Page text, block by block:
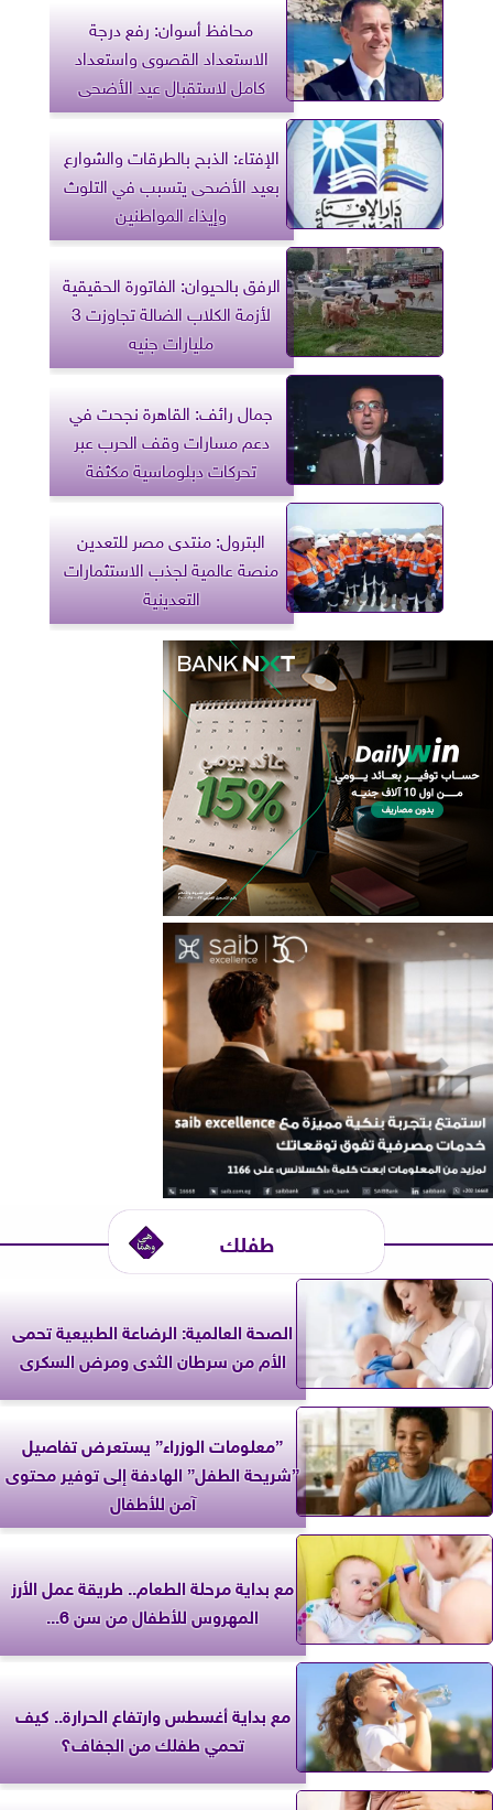
محافظ أسوان: رفع درجة
الاستعداد القصوى واستعداد
كامل لاستقبال عيد الأضحى
الإفتاء: الذبح بالطرقات والشوارع
بعيد الأضحى يتسبب في التلوث
وإيذاء المواطنين
الرفق بالحيوان: الفاتورة الحقيقية
لأزمة الكلاب الضالة تجاوزت 3
مليارات جنيه
جمال رائف: القاهرة نجحت في
دعم مسارات وقف الحرب عبر
تحركات دبلوماسية مكثفة
البترول: منتدى مصر للتعدين
منصة عالمية لجذب الاستثمارات
التعدينية
طفلك
الصحة العالمية: الرضاعة الطبيعية تحمى
الأم من سرطان الثدى ومرض السكرى
”معلومات الوزراء” يستعرض تفاصيل
”شريحة الطفل” الهادفة إلى توفير محتوى
آمن للأطفال
مع بداية مرحلة الطعام.. طريقة عمل الأرز
المهروس للأطفال من سن 6...
مع بداية أغسطس وارتفاع الحرارة.. كيف
تحمي طفلك من الجفاف؟